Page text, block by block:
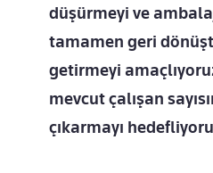
düşürmeyi ve ambalaj
tamamen geri
getirmeyi
mevcut çalışan
çıkarmayı